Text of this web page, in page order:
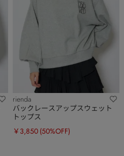
rienda
バックレースアップスウェット
トップス
￥3,850 (50%OFF)